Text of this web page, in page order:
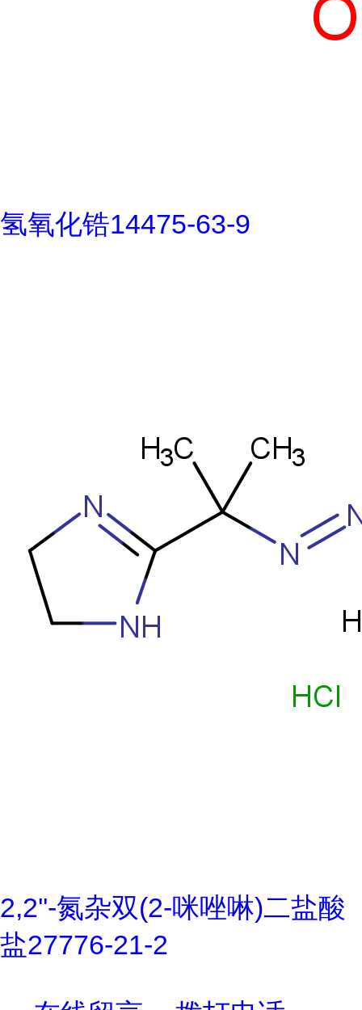
氢氧化锆14475-63-9
2,2''-氮杂双(2-咪唑啉)二盐酸
盐27776-21-2